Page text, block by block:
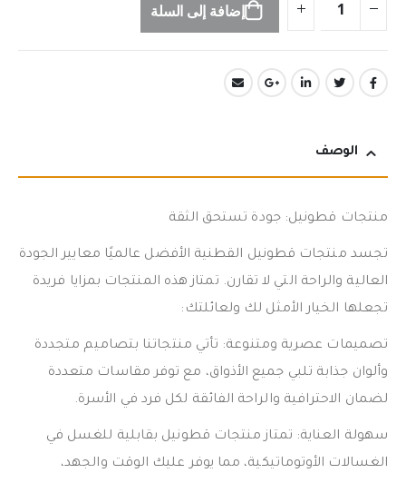
إضافة إلى السلة
الوصف
منتجات قطونيل: جودة تستحق الثقة
تجسد منتجات قطونيل القطنية الأفضل عالميًا معايير الجودة
العالية والراحة التي لا تقارن. تمتاز هذه المنتجات بمزايا فريدة
تجعلها الخيار الأمثل لك ولعائلتك:
تصميمات عصرية ومتنوعة: تأتي منتجاتنا بتصاميم متجددة
وألوان جذابة تلبي جميع الأذواق، مع توفر مقاسات متعددة
لضمان الاحترافية والراحة الفائقة لكل فرد في الأسرة.
سهولة العناية: تمتاز منتجات قطونيل بقابلية للغسل في
الغسالات الأوتوماتيكية، مما يوفر عليك الوقت والجهد،